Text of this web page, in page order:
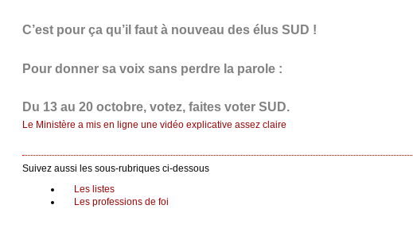
C’est pour ça qu’il faut à nouveau des élus SUD !
Pour donner sa voix sans perdre la parole :
Du 13 au 20 octobre, votez, faites voter SUD.
Le Ministère a mis en ligne une vidéo explicative assez claire
Suivez aussi les sous-rubriques ci-dessous
Les listes
Les professions de foi